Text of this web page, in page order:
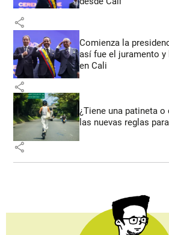
share
Comienza la
así fue el juramento
en Cali
share
¿Tiene una patineta
las nuevas reglas
share